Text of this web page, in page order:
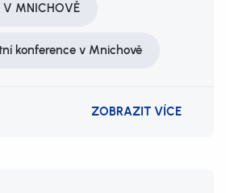
V MNICHOVĚ
konference v Mnichově
ZOBRAZIT VÍCE